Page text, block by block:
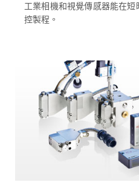
工業相機和視覺傳感器能在
控製程。